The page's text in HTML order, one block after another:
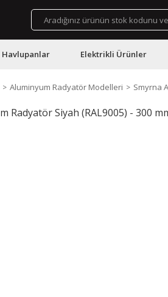
Havlupanlar Elektrikli Ürünler
Aluminyum Radyatör Modelleri Smyrna